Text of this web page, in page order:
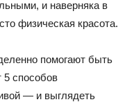
и наверняка в
физическая красота.
помогают быть
5 способов
— и выглядеть